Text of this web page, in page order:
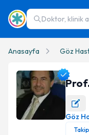
Doktor, klinik
Anasayfa Göz
Prof. Dr. Üzeyir
Göz